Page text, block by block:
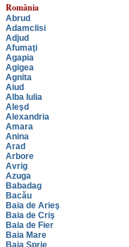
România
Abrud
Adamclisi
Adjud
Afumaţi
Agapia
Agigea
Agnita
Aiud
Alba Iulia
Aleşd
Alexandria
Amara
Anina
Arad
Arbore
Avrig
Azuga
Babadag
Bacău
Baia de Arieş
Baia de Criş
Baia de Fier
Baia Mare
Baia Sprie